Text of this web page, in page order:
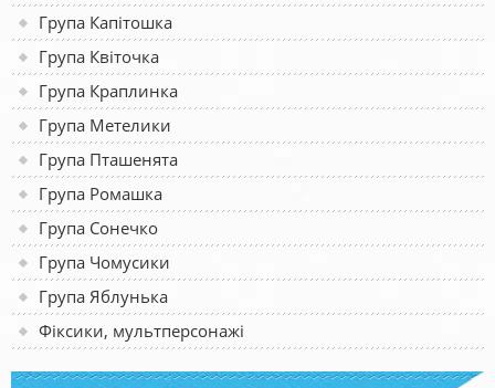
Група Капітошка
Група Квіточка
Група Краплинка
Група Метелики
Група Пташенята
Група Ромашка
Група Сонечко
Група Чомусики
Група Яблунька
Фіксики, мультперсонажі